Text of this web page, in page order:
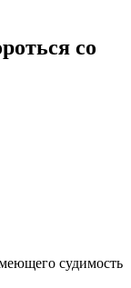
со
судимость